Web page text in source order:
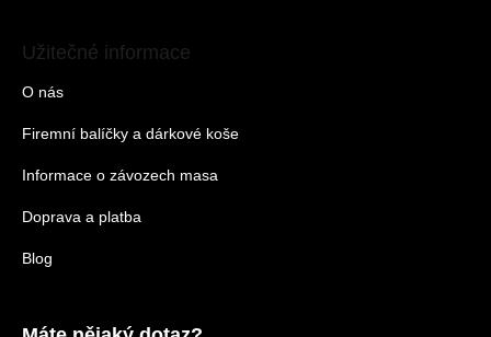
Užitečné informace
O nás
Firemní balíčky a dárkové koše
Informace o závozech masa
Doprava a platba
Blog